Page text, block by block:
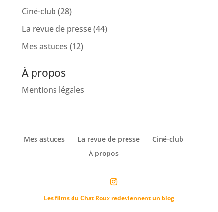
Ciné-club (28)
La revue de presse(44)
Mes astuces (12)
À propos
Mentions légales
Mes astuces La revue de presse
Ciné-club
À propos
Les films du Chat Roux redeviennent un blog